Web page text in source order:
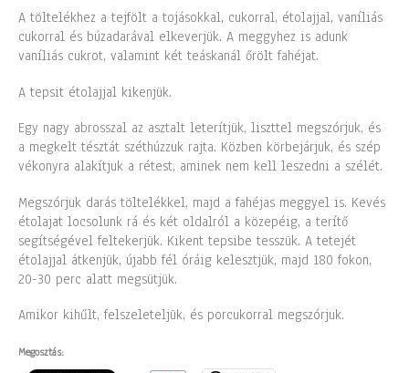
A töltelékhez a tejfölt a tojásokkal, cukorral, étolajjal, vaníliás
cukorral és búzadarával elkeverjük. A meggyhez is adunk
vaníliás cukrot, valamint két teáskanál őrölt fahéjat.
A tepsit étolajjal kikenjük.
Egy nagy abrosszal az asztalt leterítjük, liszttel megszórjuk, és
a megkelt tésztát széthúzzuk rajta. Közben körbejárjuk, és szép
vékonyra alakítjuk a rétest, aminek nem kell leszedni a szélét.
Megszórjuk darás töltelékkel, majd a fahéjas meggyel is. Kevés
étolajat locsolunk rá és két oldalról a közepéig, a terítő
segítségével feltekerjük. Kikent tepsibe tesszük. A tetejét
étolajjal átkenjük, újabb fél óráig kelesztjük, majd 180 fokon,
20-30 perc alatt megsütjük.
Amikor kihűlt, felszeleteljük, és porcukorral megszórjuk.
Megosztás: